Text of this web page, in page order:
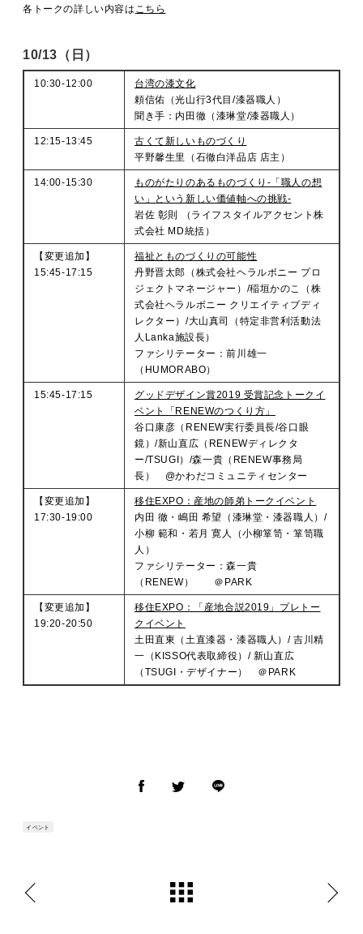
各トークの詳しい内容は こちら
10/13（日）
10:30-12:00
台湾の漆文化
頼信佑（光山行3代目/漆器職人）
聞き手：内田徹（漆琳堂/漆器職人）
12:15-13:45
古くて新しいものづくり
平野馨生里（石徹白洋品店 店主）
14:00-15:30
ものがたりのあるものづくり-「職人の想
い」という新しい価値軸への挑戦-
岩佐 彰則 （ライフスタイルアクセント株
式会社 MD統括）
【変更追加】
15:45-17:15
福祉とものづくりの可能性
丹野晋太郎（株式会社ヘラルボニー プロ
ジェクトマネージャー）/稲垣かのこ（株
式会社ヘラルボニー クリエイティブディ
レクター）/大山真司（特定非営利活動法
人Lanka施設長）
ファシリテーター：前川雄一
（HUMORABO）
15:45-17:15
グッドデザイン賞2019 受賞記念トークイ
ベント「RENEWのつくり方」
谷口康彦（RENEW実行委員長/谷口眼
鏡）/新山直広（RENEWディレクタ
ー/TSUGI）/森一貴（RENEW事務局
長） @かわだコミュニティセンター
【変更追加】
17:30-19:00
移住EXPO：産地の師弟トークイベント
内田 徹・嶋田 希望（漆琳堂・漆器職人）/
小柳 範和・若月 寛人（小柳箪笥・箪笥職
人）
ファシリテーター：森一貴
（RENEW） ＠PARK
【変更追加】
19:20-20:50
移住EXPO：「産地合説2019」プレトー
クイベント
土田直東（土直漆器・漆器職人）/ 吉川精
一（KISSO代表取締役）/ 新山直広
（TSUGI・デザイナー） ＠PARK
イベント